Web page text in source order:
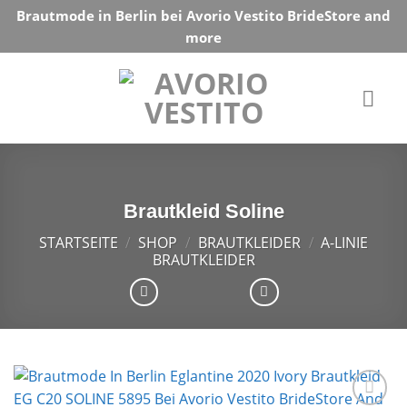
Skip
content
Brautmode in Berlin bei Avorio Vestito BrideStore and
more
Brautkleid Soline
STARTSEITE / SHOP / BRAUTKLEIDER / A-LINIE
BRAUTKLEIDER